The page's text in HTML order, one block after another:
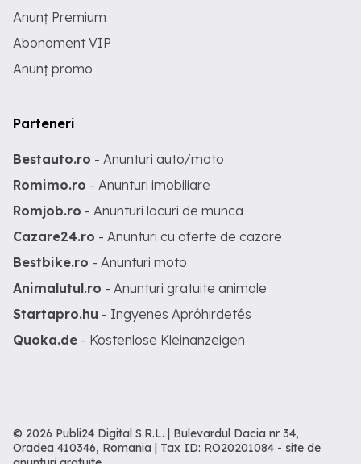
Anunț Premium
Abonament VIP
Anunț promo
Parteneri
Bestauto.ro - Anunturi auto/moto
Romimo.ro - Anunturi imobiliare
Romjob.ro - Anunturi locuri de munca
Cazare24.ro - Anunturi cu oferte de cazare
Bestbike.ro - Anunturi moto
Animalutul.ro - Anunturi gratuite animale
Startapro.hu - Ingyenes Apróhirdetés
Quoka.de - Kostenlose Kleinanzeigen
© 2026 Publi24 Digital S.R.L. | Bulevardul Dacia nr 34,
Oradea 410346, Romania | Tax ID: RO20201084 - site de